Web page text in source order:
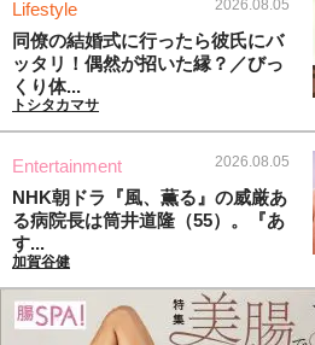
Lifestyle 2026.08.05
同僚の結婚式に行ったら彼氏にバ
ッタリ！偶然が招いた縁？／びっ
くり体...
トシタカマサ
Entertainment 2026.08.05
NHK朝ドラ『風、薫る』の威厳あ
る病院長は筒井道隆（55）。『あ
す...
加賀谷健